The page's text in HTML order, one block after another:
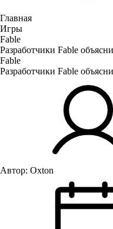
Главная
Игры
Fable
Разработчики Fable
Fable
Разработчики Fable
Автор: Oxton